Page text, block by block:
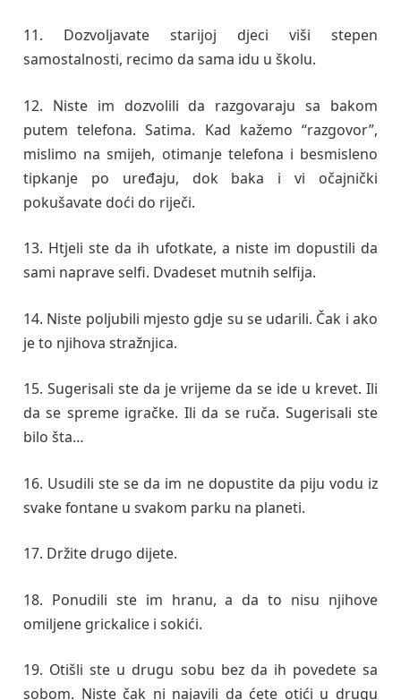
11. Dozvoljavate starijoj djeci viši stepen
samostalnosti, recimo da sama idu u školu.
12. Niste im dozvolili da razgovaraju sa bakom
putem telefona. Satima. Kad kažemo “razgovor”,
mislimo na smijeh, otimanje telefona i besmisleno
tipkanje po uređaju, dok baka i vi očajnički
pokušavate doći do riječi.
13. Htjeli ste da ih ufotkate, a niste im dopustili da
sami naprave selfi. Dvadeset mutnih selfija.
14. Niste poljubili mjesto gdje su se udarili. Čak i ako
je to njihova stražnjica.
15. Sugerisali ste da je vrijeme da se ide u krevet. Ili
da se spreme igračke. Ili da se ruča. Sugerisali ste
bilo šta…
16. Usudili ste se da im ne dopustite da piju vodu iz
svake fontane u svakom parku na planeti.
17. Držite drugo dijete.
18. Ponudili ste im hranu, a da to nisu njihove
omiljene grickalice i sokići.
19. Otišli ste u drugu sobu bez da ih povedete sa
sobom. Niste čak ni najavili da ćete otići u drugu